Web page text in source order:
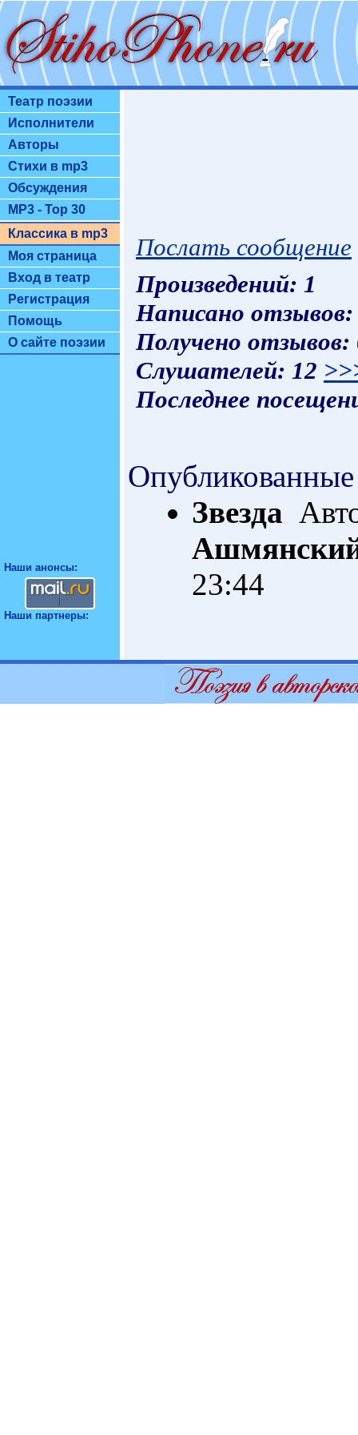
Театр поэзии
Исполнители
Авторы
Стихи в mp3
Обсуждения
MP3 - Top 30
Классика в mp3
Моя страница
Вход в театр
Регистрация
Помощь
О сайте поэзии
Наши анонсы:
Наши партнеры:
Послать сообщение
Произведений: 1
Написано
Получено
Слушателей: 12
Последнее
Звезда
23:44